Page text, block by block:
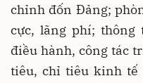
chỉnh đốn Đảng;
cực, lãng phí;
điều hành, công tác
tiêu, chỉ tiêu kinh tế